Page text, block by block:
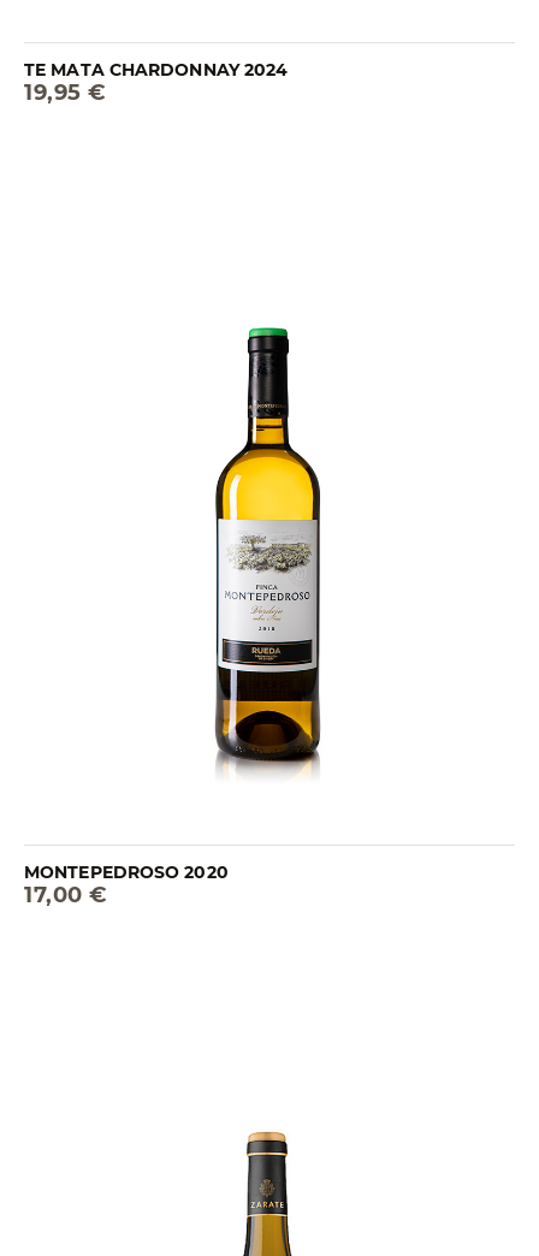
TE MATA CHARDONNAY 2024
19,95 €
MONTEPEDROSO 2020
17,00 €